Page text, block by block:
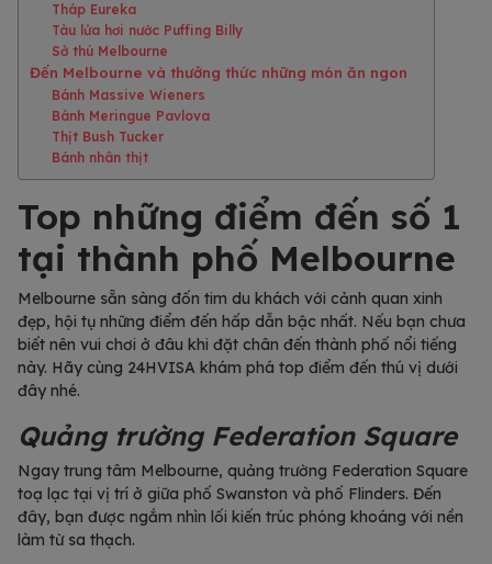
Tháp Eureka
Tàu lửa hơi nước Puffing Billy
Sở thú Melbourne
Đến Melbourne và thưởng thức những món ăn ngon
Bánh Massive Wieners
Bánh Meringue Pavlova
Thịt Bush Tucker
Bánh nhân thịt
Top những điểm đến số 1
tại thành phố Melbourne
Melbourne sẵn sàng đốn tim du khách với cảnh quan xinh
đẹp, hội tụ những điểm đến hấp dẫn bậc nhất. Nếu bạn chưa
biết nên vui chơi ở đâu khi đặt chân đến thành phố nổi tiếng
này. Hãy cùng 24HVISA khám phá top điểm đến thú vị dưới
đây nhé.
Quảng trường Federation Square
Ngay trung tâm Melbourne, quảng trường Federation Square
toạ lạc tại vị trí ở giữa phố Swanston và phố Flinders. Đến
đây, bạn được ngắm nhìn lối kiến trúc phóng khoáng với nền
làm từ sa thạch.